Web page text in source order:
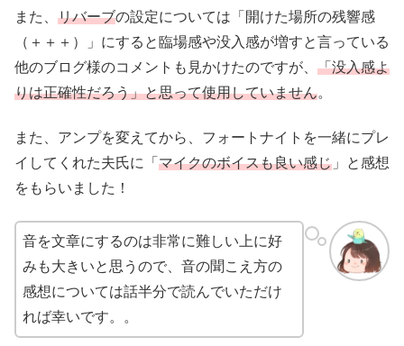
また、 リバーブの設定については「開けた場所の残響感
（＋＋＋）」にすると臨場感や没入感が増すと言っている
他のブログ様のコメントも見かけたのですが、 「没入感よ
りは正確性だろう」と思って使用していません。
また、アンプを変えてから、フォートナイトを一緒にプレ
イしてくれた夫氏に「 マイクのボイスも良い感じ 」と感想
をもらいました！
音を文章にするのは非常に難しい上に好
みも大きいと思うので、音の聞こえ方の
感想については話半分で読んでいただけ
れば幸いです。。